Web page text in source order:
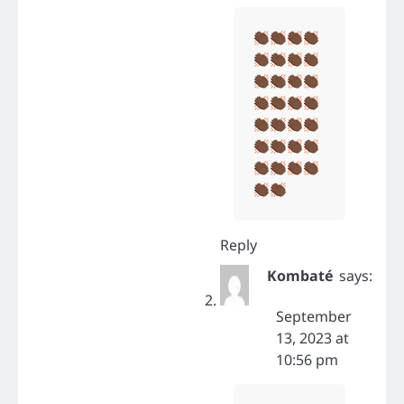
Reply
Kombaté says:
September
13, 2023 at
10:56 pm